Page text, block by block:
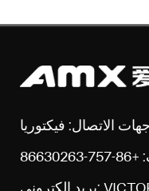
جهات الاتصال: فيكتوريا